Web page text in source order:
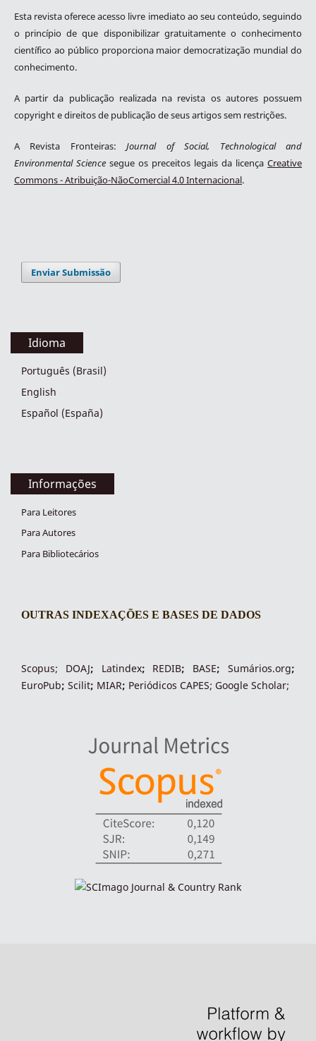
Esta revista oferece acesso livre imediato ao seu conteúdo, seguindo
o princípio de que disponibilizar gratuitamente o conhecimento
científico ao público proporciona maior democratização mundial do
conhecimento.
A partir da publicação realizada na revista os autores possuem
copyright e direitos de publicação de seus artigos sem restrições.
A Revista Fronteiras:Journal of Social, Technological and
Environmental Sciencesegue os preceitos legais da licençaCreative
Commons - Atribuição-NãoComercial 4.0 Internacional.
Enviar Submissão
Idioma
Português (Brasil)
English
Español (España)
Informações
Para Leitores
Para Autores
Para Bibliotecários
indexacoes-fronteiras
OUTRAS INDEXAÇÕES E BASES DE DADOS
Scopus; DOAJ; Latindex; REDIB; BASE;Sumários.org;
EuroPub; Scilit; MIAR; Periódicos CAPES; Google Scholar;
indexadores-fronteiras